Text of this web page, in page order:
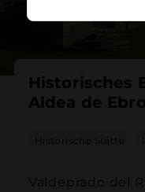
Historisches
Aldea de Ebro
Historische Stätte
Valdeprado del